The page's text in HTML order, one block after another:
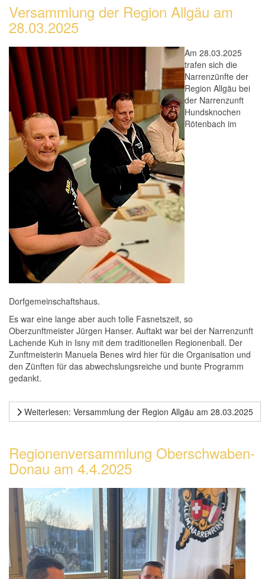
Versammlung der Region Allgäu am
28.03.2025
Am 28.03.2025
trafen sich die
Narrenzünfte der
Region Allgäu bei
der Narrenzunft
Hundsknochen
Rötenbach im
Dorfgemeinschaftshaus.
Es war eine lange aber auch tolle Fasnetszeit, so
Oberzunftmeister Jürgen Hanser. Auftakt war bei der Narrenzunft
Lachende Kuh in Isny mit dem traditionellen Regionenball. Der
Zunftmeisterin Manuela Benes wird hier für die Organisation und
den Zünften für das abwechslungsreiche und bunte Programm
gedankt.
Weiterlesen: Versammlung der Region Allgäu am 28.03.2025
Regionenversammlung Oberschwaben-
Donau am 4.4.2025